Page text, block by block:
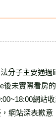
分子主要通過
後未實際看房
網站
網站深表歉意